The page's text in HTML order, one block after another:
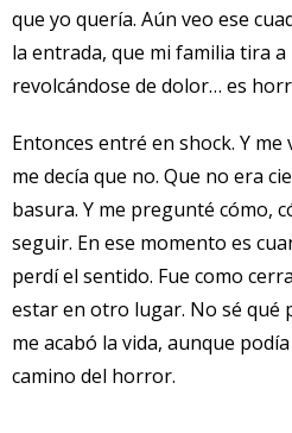
que yo quería. Aún veo ese
la entrada, que mi familia tira
revolcándose de dolor… es
Entonces entré en shock. Y
me decía que no. Que no era
basura. Y me pregunté cómo,
seguir. En ese momento es
perdí el sentido. Fue como
estar en otro lugar. No sé qué
me acabó la vida, aunque
camino del horror.